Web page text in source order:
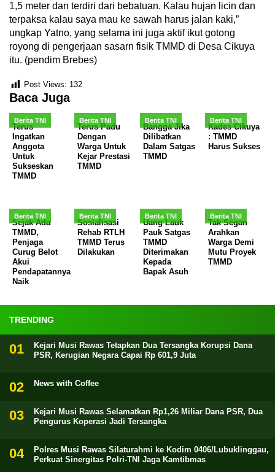
1,5 meter dan terdiri dari bebatuan. Kalau hujan licin dan
terpaksa kalau saya mau ke sawah harus jalan kaki,”
ungkap Yatno, yang selama ini juga aktif ikut gotong
royong di pengerjaan sasarn fisik TMMD di Desa Cikuya
itu. (pendim Brebes)
Post Views: 132
Baca Juga
Berita TNI
Terus
Ingatkan
Anggota
Untuk
Sukseskan
TMMD
Berita TNI
Terus Padu
Dengan
Warga Untuk
Kejar Prestasi
TMMD
Berita TNI
Bangga Jika
Dilibatkan
Dalam Satgas
TMMD
Berita TNI
Kades Cikuya
: TMMD
Harus Sukses
Berita TNI
Sejak Ada
TMMD,
Penjaga
Curug Belot
Akui
Pendapatannya
Naik
Berita TNI
Sosialisasi
Rehab RTLH
TMMD Terus
Dilakukan
Berita TNI
Uang Lauk
Pauk Satgas
TMMD
Diterimakan
Kepada
Bapak Asuh
Berita TNI
Tak Segan
Arahkan
Warga Demi
Mutu Proyek
TMMD
TRENDING
Kejari Musi Rawas Tetapkan Dua Tersangka Korupsi Dana
PSR, Kerugian Negara Capai Rp 601,9 Juta
News with Coffee
Kejari Musi Rawas Selamatkan Rp1,26 Miliar Dana PSR, Dua
Pengurus Koperasi Jadi Tersangka
Polres Musi Rawas Silaturahmi ke Kodim 0406/Lubuklinggau,
Perkuat Sinergitas Polri-TNI Jaga Kamtibmas